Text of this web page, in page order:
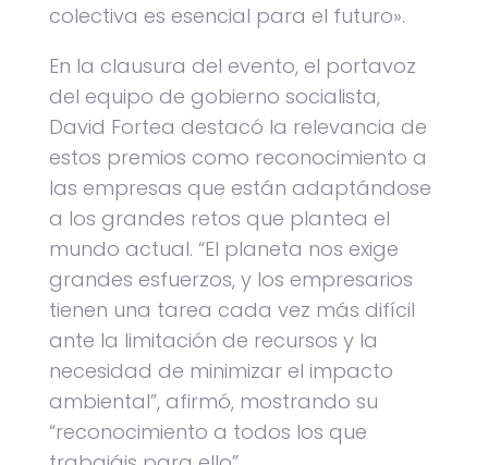
colectiva es esencial para el futuro».
En la clausura del evento, el portavoz
del equipo de gobierno socialista,
David Fortea destacó la relevancia de
estos premios como reconocimiento a
las empresas que están adaptándose
a los grandes retos que plantea el
mundo actual. “El planeta nos exige
grandes esfuerzos, y los empresarios
tienen una tarea cada vez más difícil
ante la limitación de recursos y la
necesidad de minimizar el impacto
ambiental”, afirmó, mostrando su
“reconocimiento a todos los que